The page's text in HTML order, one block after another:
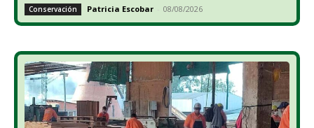
Conservación Patricia Escobar - 08/08/2026